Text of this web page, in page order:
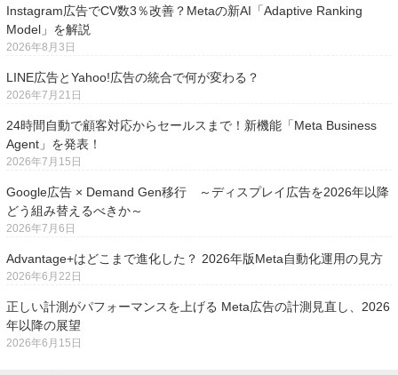
Instagram広告でCV数3％改善？Metaの新AI「Adaptive Ranking
Model」を解説
2026年8月3日
LINE広告とYahoo!広告の統合で何が変わる？
2026年7月21日
24時間自動で顧客対応からセールスまで！新機能「Meta Business
Agent」を発表！
2026年7月15日
Google広告 × Demand Gen移行 ～ディスプレイ広告を2026年以降
どう組み替えるべきか～
2026年7月6日
Advantage+はどこまで進化した？ 2026年版Meta自動化運用の見方
2026年6月22日
正しい計測がパフォーマンスを上げる Meta広告の計測見直し、2026
年以降の展望
2026年6月15日